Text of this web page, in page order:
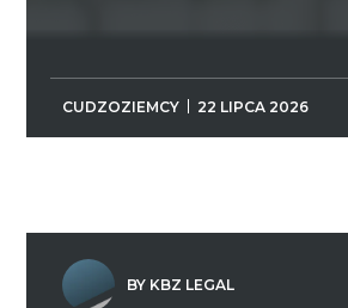
CUDZOZIEMCY 22 LIPCA 2026
BY KBZ LEGAL